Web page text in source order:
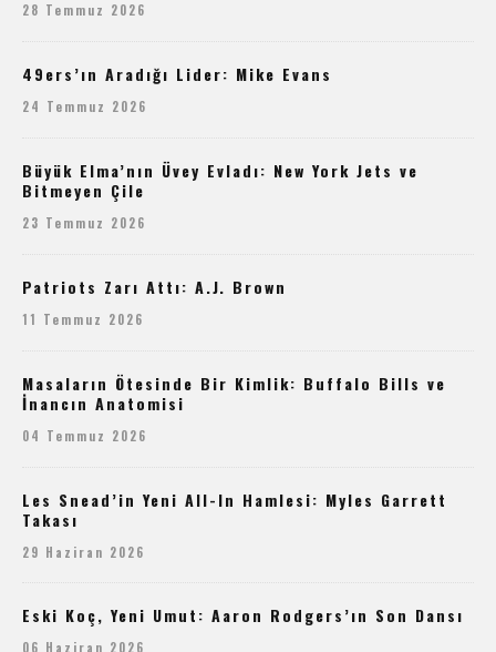
28 Temmuz 2026
49ers’ın Aradığı Lider: Mike Evans
24 Temmuz 2026
Büyük Elma’nın Üvey Evladı: New York Jets ve
Bitmeyen Çile
23 Temmuz 2026
Patriots Zarı Attı: A.J. Brown
11 Temmuz 2026
Masaların Ötesinde Bir Kimlik: Buffalo Bills ve
İnancın Anatomisi
04 Temmuz 2026
Les Snead’in Yeni All-In Hamlesi: Myles Garrett
Takası
29 Haziran 2026
Eski Koç, Yeni Umut: Aaron Rodgers’ın Son Dansı
06 Haziran 2026